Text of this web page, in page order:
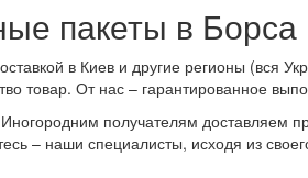
пакеты в Борса
в Киев и другие регионы (вся
От нас – гарантированное
получателям доставляем
– наши специалисты, исходя из